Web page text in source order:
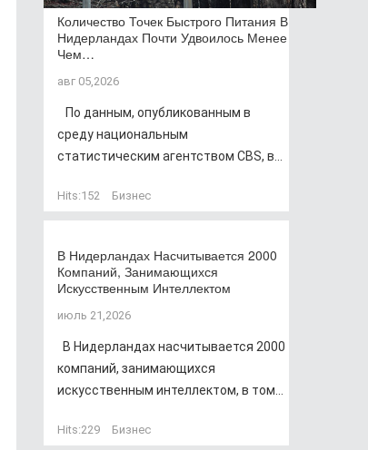
Количество Точек Быстрого Питания В
Нидерландах Почти Удвоилось Менее
Чем…
авг 05,2026
По данным, опубликованным в
среду национальным
статистическим агентством CBS, в...
Hits:152 Бизнес
В Нидерландах Насчитывается 2000
Компаний, Занимающихся
Искусственным Интеллектом
июль 21,2026
В Нидерландах насчитывается 2000
компаний, занимающихся
искусственным интеллектом, в том...
Hits:229 Бизнес